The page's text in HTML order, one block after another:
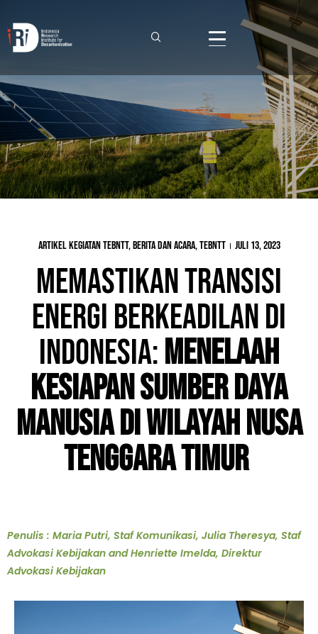
artikel kegiatan TEBNTT,Berita dan Acara,TEBNTT Juli 13, 2023
Memastikan Transisi
Energi Berkeadilan di
Indonesia:Menelaah
Kesiapan Sumber Daya
Manusia di Wilayah Nusa
Tenggara Timur
Penulis : Maria Putri, Staf Komunikasi, Julia Theresya, Staf
Advokasi Kebijakan and Henriette Imelda, Direktur
Advokasi Kebijakan